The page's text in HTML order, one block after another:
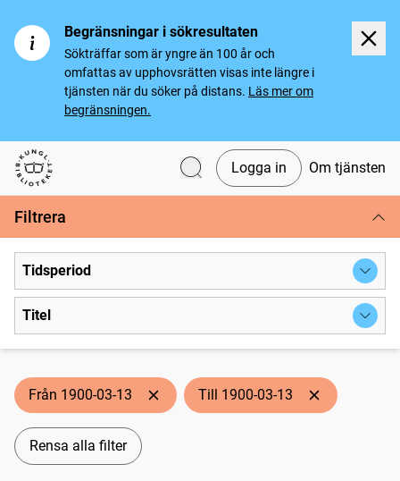
Begränsningar i sökresultaten
Sökträffar som är yngre än 100 år och
omfattas av upphovsrätten visas inte längre i
tjänsten när du söker på distans. Läs mer om
begränsningen.
Svenska tidningar
Logga in Om tjänsten
Filtrera
Tidsperiod
Titel
Från 1900-03-13 Till 1900-03-13
Rensa alla filter